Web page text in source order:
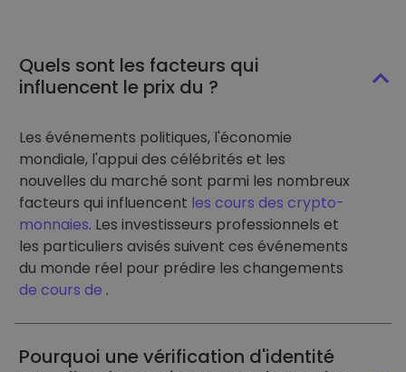
Quels sont les facteurs qui
influencent le prix du ?
Les événements politiques, l'économie
mondiale, l'appui des célébrités et les
nouvelles du marché sont parmi les nombreux
facteurs qui influencent les cours des crypto-
monnaies. Les investisseurs professionnels et
les particuliers avisés suivent ces événements
du monde réel pour prédire les changements
de cours de .
Pourquoi une vérification d'identité